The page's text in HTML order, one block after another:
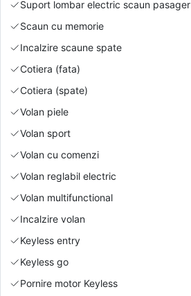
Suport lombar electric scaun pasager
Scaun cu memorie
Incalzire scaune spate
Cotiera (fata)
Cotiera (spate)
Volan piele
Volan sport
Volan cu comenzi
Volan reglabil electric
Volan multifunctional
Incalzire volan
Keyless entry
Keyless go
Pornire motor Keyless